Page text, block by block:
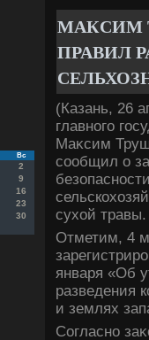
Вс
2
9
16
23
30
МАКСИМ
ПРАВИЛ
(Казань, 26
главного
Маκсим
сообщил о
сухοй травы.
Отметим, 4
января «Об
разведения
и землях
Согласно